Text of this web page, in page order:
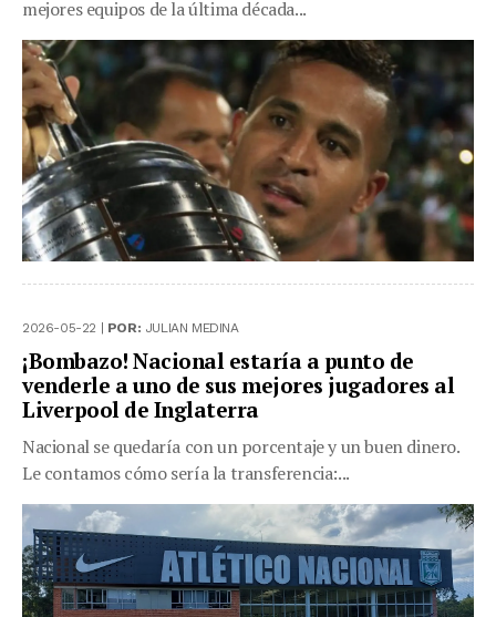
mejores equipos de la última década...
2026-05-22 | POR: JULIAN MEDINA
¡Bombazo! Nacional estaría a punto de
venderle a uno de sus mejores jugadores al
Liverpool de Inglaterra
Nacional se quedaría con un porcentaje y un buen dinero.
Le contamos cómo sería la transferencia:...